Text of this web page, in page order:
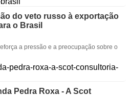
do veto russo à exportação
o Brasil
a pressão e a preocupação sobre o
Pedra Roxa - A Scot